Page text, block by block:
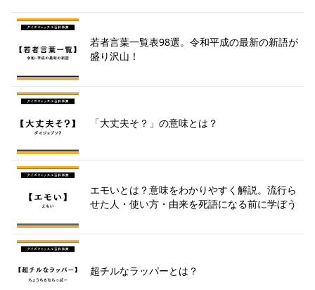
若者言葉一覧表98選。令和平成の最新の新語が
盛り沢山！
「大丈夫そ？」の意味とは？
エモいとは？意味をわかりやすく解説。流行ら
せた人・使い方・由来を死語になる前に学ぼう
超チルなラッパーとは？